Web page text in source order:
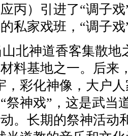
丙）引进了“调子
私家戏班，“调子
北神道香客集散地
料基地之一。后来
，彩化神像，大户
祭神戏”，这是武当
。长期的祭神活动